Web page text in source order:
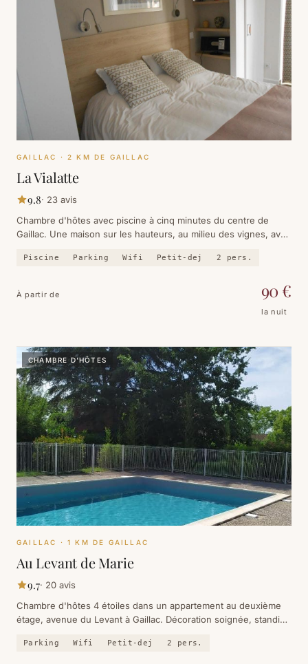
GAILLAC · 2 KM DE GAILLAC
La Vialatte
9.8· 23 avis
Chambre d'hôtes avec piscine à cinq minutes du centre de
Gaillac. Une maison sur les hauteurs, au milieu des vignes, avec
Piscine Parking Wifi Petit-dej 2 pers.
À partir de 90 €
la nuit
CHAMBRE D'HÔTES
GAILLAC · 1 KM DE GAILLAC
Au Levant de Marie
9.7· 20 avis
Chambre d'hôtes 4 étoiles dans un appartement au deuxième
étage, avenue du Levant à Gaillac. Décoration soignée, standing
Parking Wifi Petit-dej 2 pers.